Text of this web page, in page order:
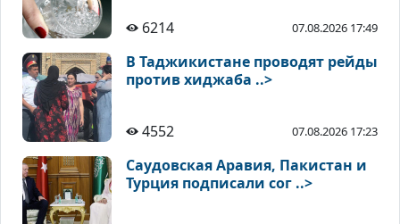
6214 07.08.2026 17:49
В Таджикистане проводят рейды
против хиджаба ..>
4552 07.08.2026 17:23
Саудовская Аравия, Пакистан и
Турция подписали сог ..>